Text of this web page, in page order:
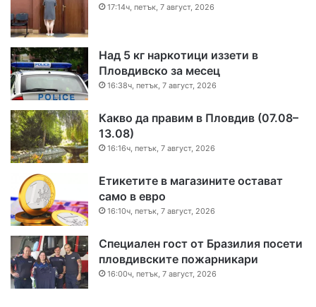
17:14ч, петък, 7 август, 2026
Над 5 кг наркотици иззети в
Пловдивско за месец
16:38ч, петък, 7 август, 2026
Какво да правим в Пловдив (07.08–
13.08)
16:16ч, петък, 7 август, 2026
Етикетите в магазините остават
само в евро
16:10ч, петък, 7 август, 2026
Специален гост от Бразилия посети
пловдивските пожарникари
16:00ч, петък, 7 август, 2026